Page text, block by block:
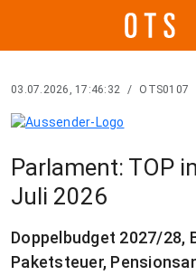
03.07.2026, 17:46:32 / OTS0107
Parlament: TOP
Juli 2026
Doppelbudget 2027/28,
Paketsteuer,